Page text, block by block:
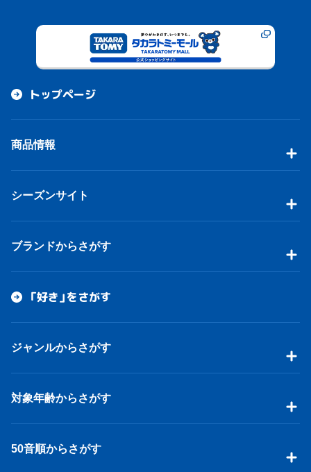
トップページ
商品情報
シーズンサイト
ブランドからさがす
「好き」をさがす
ジャンルからさがす
対象年齢からさがす
50音順からさがす